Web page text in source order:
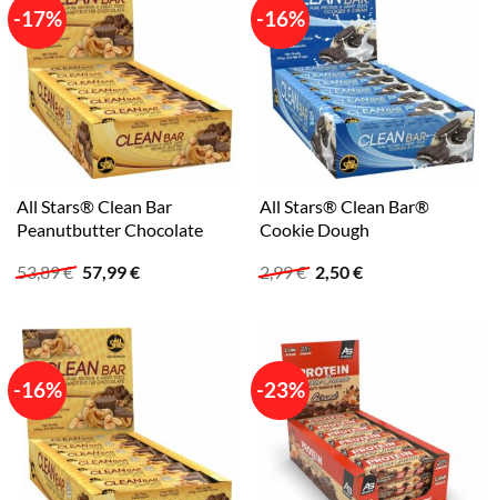
-17%
All Stars® Clean Bar
Peanutbutter Chocolate
53,89€ Ursprünglicher
Preis
53,89 €
57,99€Aktueller
-16%
All Stars® Clean Bar®
Cookie Dough
2,99€ Ursprünglicher
Preis
2,50€Aktueller
-16% -23%